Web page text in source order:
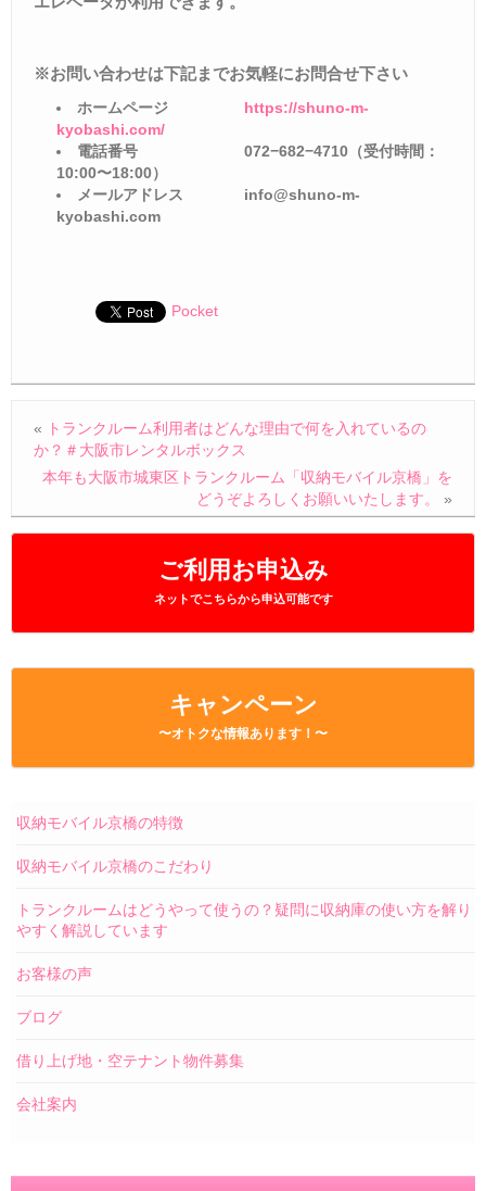
ご利用お申込み
ネットでこちらから申込可能です
キャンペーン
〜オトクな情報あります！〜
収納モバイル京橋の特徴
収納モバイル京橋のこだわり
トランクルームはどうやって使うの？疑問に収納庫の使い方を解り
やすく解説しています
お客様の声
ブログ
借り上げ地・空テナント物件募集
会社案内
※お問い合わせは下記までお気軽にお問合せ下さい
ホームページ https://shuno-m-
kyobashi.com/
電話番号 072−682−4710 （受付時間：
10:00〜18:00）
メールアドレス info@shuno-m-
kyobashi.com
Pocket
«
トランクルーム利用者はどんな理由で何を入れているの
か？＃大阪市レンタルボックス
本年も大阪市城東区トランクルーム「収納モバイル京橋」を
どうぞよろしくお願いいたします。
»